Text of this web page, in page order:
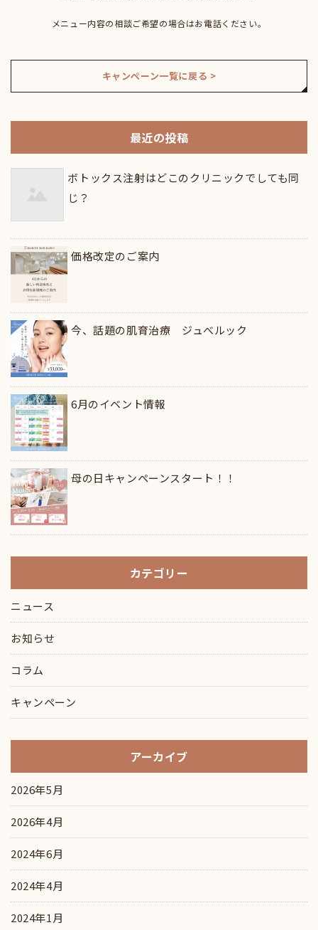
メニュー内容の相談ご希望の場合はお電話ください。
キャンペーン一覧に戻る >
最近の投稿
ボトックス注射はどこのクリニックでしても同
じ？
価格改定のご案内
今、話題の肌育治療 ジュべルック
6月のイベント情報
母の日キャンペーンスタート！！
カテゴリー
ニュース
お知らせ
コラム
キャンペーン
アーカイブ
2026年5月
2026年4月
2024年6月
2024年4月
2024年1月